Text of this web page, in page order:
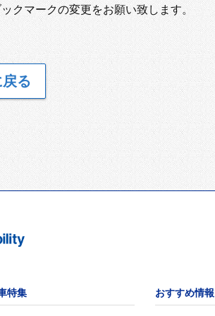
クマークの変更をお願い致します。
戻る
特集 おすすめ情報